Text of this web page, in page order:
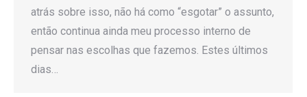
atrás sobre isso, não há como “esgotar” o assunto,
então continua ainda meu processo interno de
pensar nas escolhas que fazemos. Estes últimos
dias…